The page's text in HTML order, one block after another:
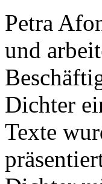
Petra
und
Dichter
Texte